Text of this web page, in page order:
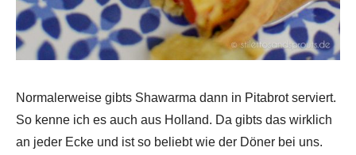
Normalerweise gibts Shawarma dann in Pitabrot serviert.
So kenne ich es auch aus Holland. Da gibts das wirklich
an jeder Ecke und ist so beliebt wie der Döner bei uns.